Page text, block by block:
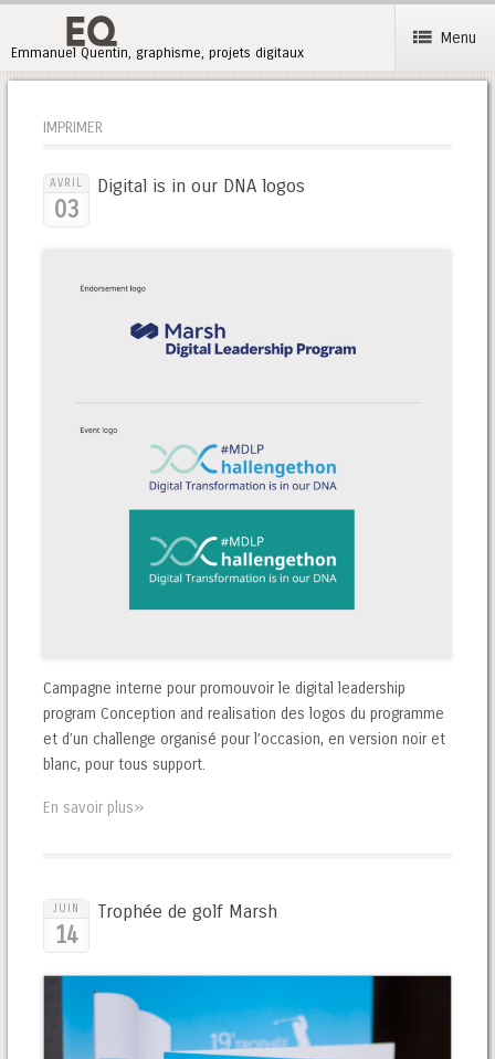
Emmanuel Quentin, graphisme, projets digitaux
Menu
IMPRIMER
AVRIL
03
Digital is in our DNA logos
Campagne interne pour promouvoir le digital leadership
program Conception and realisation des logos du programme
et d’un challenge organisé pour l’occasion, en version noir et
blanc, pour tous support.
En savoir plus»
JUIN
14
Trophée de golf Marsh